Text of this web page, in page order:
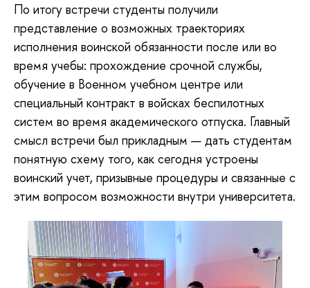
По итогу встречи студенты получили
представление о возможных траекториях
исполнения воинской обязанности после или во
время учебы: прохождение срочной службы,
обучение в Военном учебном центре или
специальный контракт в войсках беспилотных
систем во время академического отпуска. Главный
смысл встречи был прикладным — дать студентам
понятную схему того, как сегодня устроены
воинский учет, призывные процедуры и связанные с
этим вопросом возможности внутри университета.